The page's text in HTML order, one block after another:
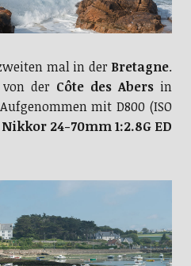
mal in der Bretagne.
der Côte des Abers in
mit D800 (ISO
Nikkor 24-70mm 1:2.8G ED